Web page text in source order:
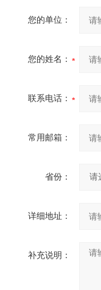
您的单位：
您的姓名：
联系电话：
常用邮箱：
省份：
详细地址：
补充说明：